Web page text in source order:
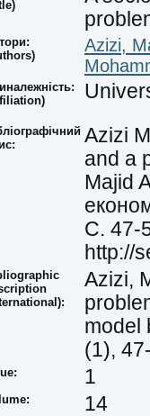
Azizi,
Azizi
and a
Majid
С. 47-
http://
Azizi,
model
(1),
1
14